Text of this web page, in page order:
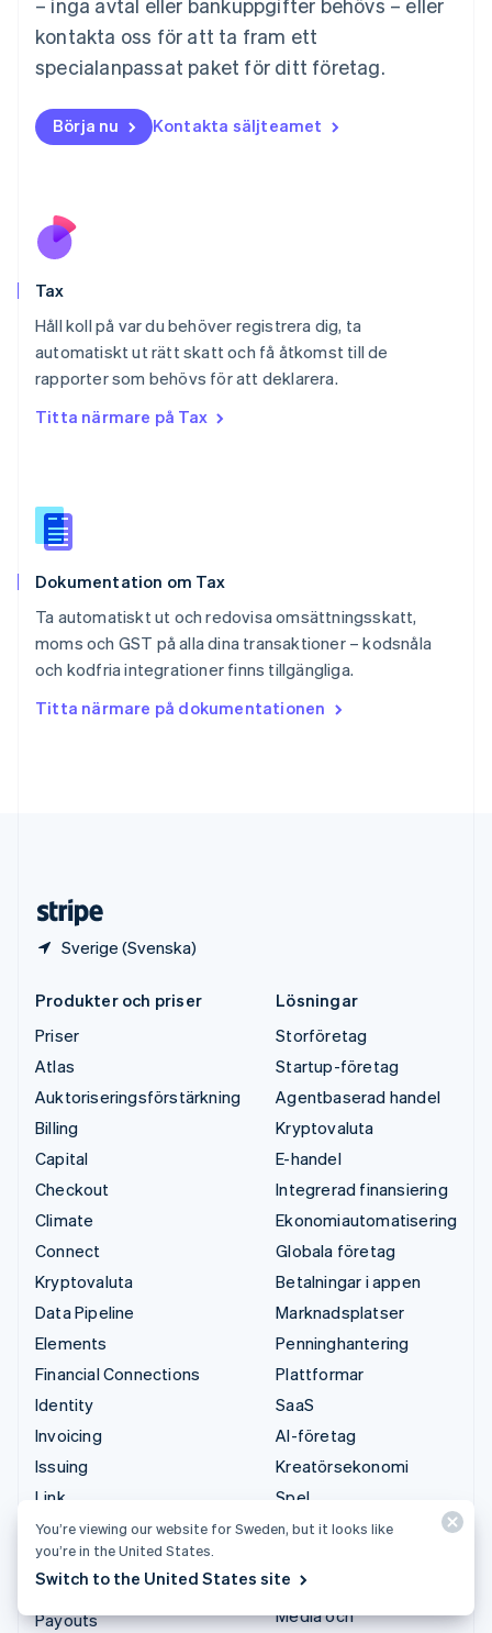
– inga avtal eller bankuppgifter behövs – eller
kontakta oss för att ta fram ett
specialanpassat paket för ditt företag.
Börja nu Kontakta säljteamet
Tax
Håll koll på var du behöver registrera dig, ta
automatiskt ut rätt skatt och få åtkomst till de
rapporter som behövs för att deklarera.
Titta närmare på Tax
Dokumentation om Tax
Ta automatiskt ut och redovisa omsättningsskatt,
moms och GST på alla dina transaktioner – kodsnåla
och kodfria integrationer finns tillgängliga.
Titta närmare på dokumentationen
Sverige (Svenska)
English
Mexiko
Español English
Nederländerna
Norge
English
English
Portugal
Schweiz
DeutschFrançaisItalianoEnglish
Singapore
Slovakien
Spanien
Español
English
Sverige
Thailand
ไทยEnglish
English
Produkter och priser
Priser
Atlas
Auktoriseringsförstärkning
Billing
Capital
Checkout
Climate
Connect
Kryptovaluta
Data Pipeline
Elements
Financial Connections
Identity
Invoicing
Issuing
Link
Managed Payments
Betalningslänkar
Payments
Payouts
Lösningar
Storföretag
Startup-företag
Agentbaserad handel
Kryptovaluta
E-handel
Integrerad finansiering
Ekonomiautomatisering
Globala företag
Betalningar i appen
Marknadsplatser
Penninghantering
Plattformar
SaaS
AI-företag
Kreatörsekonomi
Spel
Besöksnäring, resor
Försäkringsbolag
Media och
You’re viewing our website for Sweden, but it looks like
you’re in the United States.
Switch to the United States site